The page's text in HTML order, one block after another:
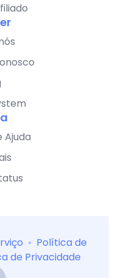
Ajuda
• Política de
de Privacidade